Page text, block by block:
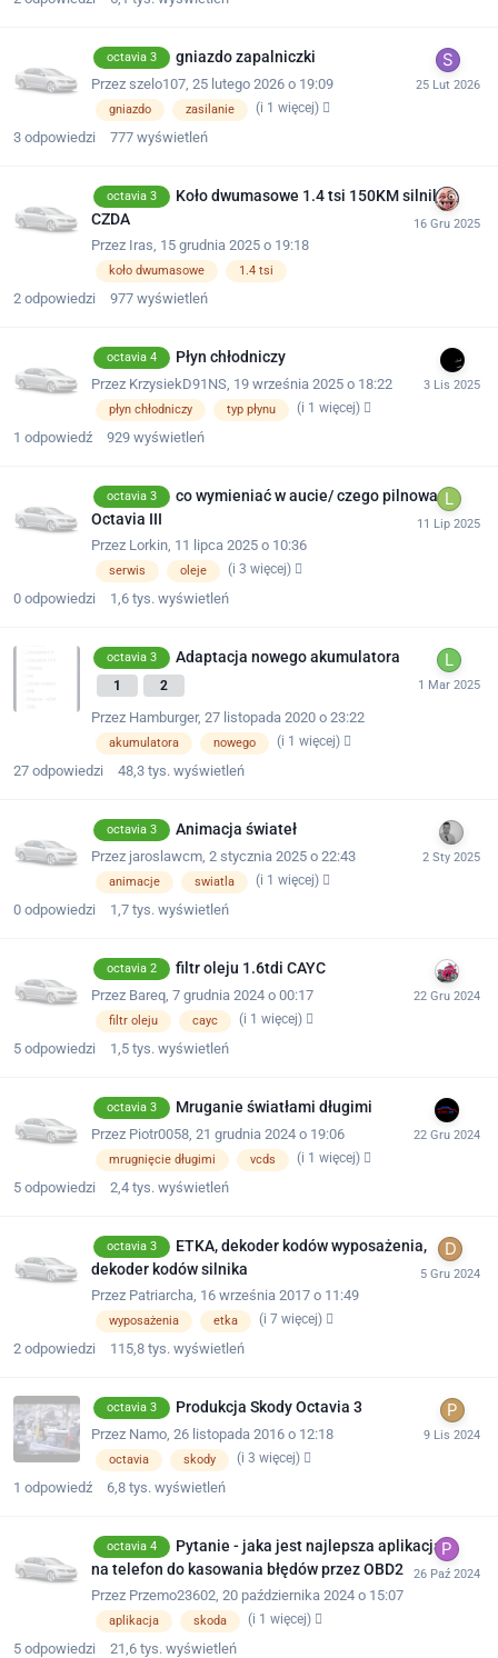
octavia 3 gniazdo zapalniczki
Przez szelo107, 25 lutego 2026 o 19:09
gniazdo zasilanie (i 1 więcej)
3 odpowiedzi 777 wyświetleń
octavia 3
Koło dwumasowe 1.4 tsi 150KM silnik
CZDA
Przez Iras, 15 grudnia 2025 o 19:18
koło dwumasowe 1.4 tsi
2 odpowiedzi 977 wyświetleń
octavia 4 Płyn chłodniczy
Przez KrzysiekD91NS, 19 września 2025 o 18:22
płyn chłodniczy typ płynu (i 1 więcej)
1 odpowiedź 929 wyświetleń
octavia 3
co wymieniać w aucie/ czego pilnować
Octavia III
Przez Lorkin, 11 lipca 2025 o 10:36
serwis oleje (i 3 więcej)
0 odpowiedzi 1,6 tys. wyświetleń
octavia 3 Adaptacja nowego akumulatora
1 2
Przez Hamburger, 27 listopada 2020 o 23:22
akumulatora nowego (i 1 więcej)
27 odpowiedzi 48,3 tys. wyświetleń
octavia 3 Animacja świateł
Przez jaroslawcm, 2 stycznia 2025 o 22:43
animacje swiatla (i 1 więcej)
0 odpowiedzi 1,7 tys. wyświetleń
octavia 2 filtr oleju 1.6tdi CAYC
Przez Bareq, 7 grudnia 2024 o 00:17
filtr oleju cayc (i 1 więcej)
5 odpowiedzi 1,5 tys. wyświetleń
octavia 3 Mruganie światłami długimi
Przez Piotr0058, 21 grudnia 2024 o 19:06
mrugnięcie długimi vcds (i 1 więcej)
5 odpowiedzi 2,4 tys. wyświetleń
octavia 3
ETKA, dekoder kodów wyposażenia,
dekoder kodów silnika
Przez Patriarcha, 16 września 2017 o 11:49
wyposażenia etka (i 7 więcej)
2 odpowiedzi 115,8 tys. wyświetleń
octavia 3 Produkcja Skody Octavia 3
Przez Namo, 26 listopada 2016 o 12:18
octavia skody (i 3 więcej)
1 odpowiedź 6,8 tys. wyświetleń
octavia 4
Pytanie - jaka jest najlepsza aplikacja
na telefon do kasowania błędów przez OBD2
Przez Przemo23602, 20 października 2024 o 15:07
aplikacja skoda (i 1 więcej)
5 odpowiedzi 21,6 tys. wyświetleń